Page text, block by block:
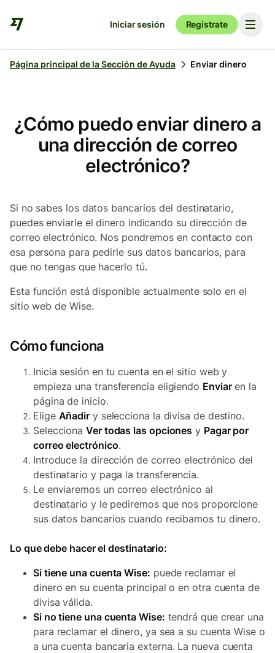
Iniciar sesión Regístrate
Página principal de la Sección de Ayuda Enviar dinero
¿Cómo puedo enviar dinero a
una dirección de correo
electrónico?
Si no sabes los datos bancarios del destinatario,
puedes enviarle el dinero indicando su dirección de
correo electrónico. Nos pondremos en contacto con
esa persona para pedirle sus datos bancarios, para
que no tengas que hacerlo tú.
Esta función está disponible actualmente solo en el
sitio web de Wise.
Cómo funciona
Inicia sesión en tu cuenta en el sitio web y
empieza una transferencia eligiendo Enviaren la
página de inicio.
Elige Añadir y selecciona la divisa de destino.
SeleccionaVer todas las opciones y Pagar por
correo electrónico.
Introduce la dirección de correo electrónico del
destinatario y paga la transferencia.
Le enviaremos un correo electrónico al
destinatario y le pediremos que nos proporcione
sus datos bancarios cuando recibamos tu dinero.
Lo que debe hacer el destinatario:
Si tiene una cuenta Wise: puede reclamar el
dinero en su cuenta principal o en otra cuenta de
divisa válida.
Si no tiene una cuenta Wise: tendrá que crear una
para reclamar el dinero, ya sea a su cuenta Wise o
a una cuenta bancaria externa. La nueva cuenta